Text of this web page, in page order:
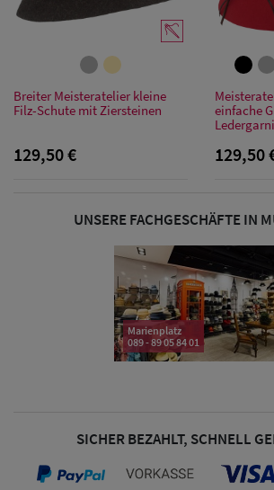
Sonnenschilder
Damen
Snapback Caps
Damen Caps
(63-65 cm)
Breiter Meisteratelier kleine
Filz-Schute mit Ziersteinen
129,50 €
einfache
129,50
UNSERE FACHGESCHÄFTE IN
Marienplatz
089 - 89 05 84 01
SICHER BEZAHLT, SCHNELL